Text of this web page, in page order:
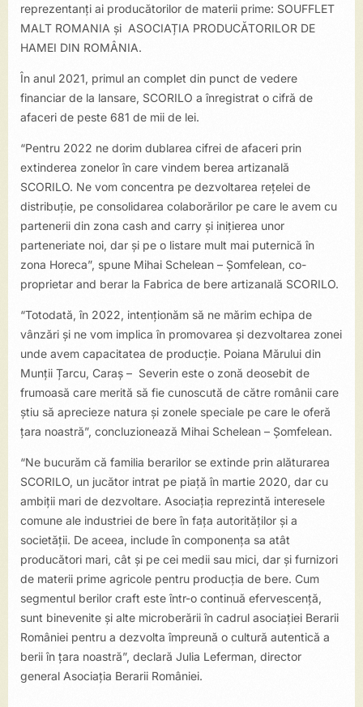
reprezentanți ai producătorilor de materii prime: SOUFFLET
MALT ROMANIA și ASOCIAȚIA PRODUCĂTORILOR DE
HAMEI DIN ROMÂNIA.
În anul 2021, primul an complet din punct de vedere
financiar de la lansare, SCORILO a înregistrat o cifră de
afaceri de peste 681 de mii de lei.
“Pentru 2022 ne dorim dublarea cifrei de afaceri prin
extinderea zonelor în care vindem berea artizanală
SCORILO. Ne vom concentra pe dezvoltarea rețelei de
distribuție, pe consolidarea colaborărilor pe care le avem cu
partenerii din zona cash and carry și inițierea unor
parteneriate noi, dar și pe o listare mult mai puternică în
zona Horeca”, spune Mihai Schelean – Șomfelean, co-
proprietar and berar la Fabrica de bere artizanală SCORILO.
“Totodată, în 2022, intenționăm să ne mărim echipa de
vânzări și ne vom implica în promovarea și dezvoltarea zonei
unde avem capacitatea de producție. Poiana Mărului din
Munții Țarcu, Caraș – Severin este o zonă deosebit de
frumoasă care merită să fie cunoscută de către românii care
știu să aprecieze natura și zonele speciale pe care le oferă
țara noastră”, concluzionează Mihai Schelean – Șomfelean.
“Ne bucurăm că familia berarilor se extinde prin alăturarea
SCORILO, un jucător intrat pe piață în martie 2020, dar cu
ambiții mari de dezvoltare. Asociația reprezintă interesele
comune ale industriei de bere în fața autorităților și a
societății. De aceea, include în componența sa atât
producători mari, cât și pe cei medii sau mici, dar și furnizori
de materii prime agricole pentru producția de bere. Cum
segmentul berilor craft este într-o continuă efervescență,
sunt binevenite și alte microberării în cadrul asociației Berarii
României pentru a dezvolta împreună o cultură autentică a
berii în țara noastră”, declară Julia Leferman, director
general Asociația Berarii României.